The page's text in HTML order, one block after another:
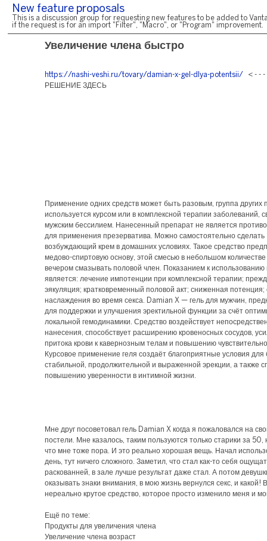
New feature proposals
This is a discussion group for requesting new features to be added to
if the request is for an import "Filter", "Macro", or "Program" improvement.
Увеличение члена быстро
https://nashi-veshi.ru/tovary/damian-x-gel-dlya-potentsii/ < - -
РЕШЕНИЕ ЗДЕСЬ
Применение одних средств может быть разовым, группа других
используется курсом или в комплексной терапии заболеваний,
мужским бессилием. Нанесенный препарат не является
для применения презерватива. Можно самостоятельно сделать
возбуждающий крем в домашних условиях. Такое средство
медово-спиртовую основу, этой смесью в небольшом количестве
вечером смазывать половой член. Показанием к использованию
является: лечение импотенции при комплексной терапии;
эякуляция; кратковременный половой акт; сниженная потенция;
наслаждения во время секса. Damian X — гель для мужчин,
для поддержки и улучшения эректильной функции за счёт
локальной гемодинамики. Средство воздействует
нанесения, способствует расширению кровеносных сосудов,
притока крови к кавернозным телам и повышению
Курсовое применение геля создаёт благоприятные условия для
стабильной, продолжительной и выраженной эрекции, а также
повышению уверенности в интимной жизни.
Мне друг посоветовал гель Damian X когда я пожаловался на
постели. Мне казалось, таким пользуются только старики за 50,
что мне тоже пора. И это реально хорошая вещь. Начал
день, тут ничего сложного. Заметил, что стал как-то себя
раскованней, в зале лучше результат даже стал. А потом
оказывать знаки внимания, в мою жизнь вернулся секс, и какой!
нереально крутое средство, которое просто изменило меня и
Ещё по теме:
Продукты для увеличения члена
Увеличение члена возраст